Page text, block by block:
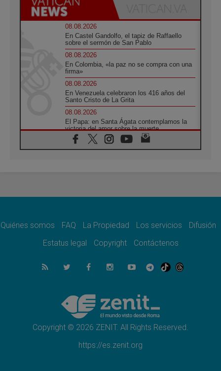
08.08.2026
En Castel Gandolfo, el tapiz de Raffaello
sobre el sermón de San Pablo
08.08.2026
En Colombia, «la paz no se compra con una
firma»
08.08.2026
En Venezuela celebraron los 416 años del
Santo Cristo de La Grita
08.08.2026
El Papa: en Santa Ágata contemplamos la
victoria del amor sobre la muerte
08.08.2026
León XIV visitará el Santuario de la Madre
07.08.2026
07.08.2026
el compromiso del cristiano"
La matanza de niños en Gaza no cesa: 300
muertos en 300 días
Tagle: La guerra desfigura el mundo, solo la
revelación de Dios lo transfigura
Quiénes somos FAQ La Propiedad Los servicios
Difusión
Estatus legal
Copyright Contáctenos
Copyright © 2026 ZENIT. All Rights Reserved.
https://es.zenit.org